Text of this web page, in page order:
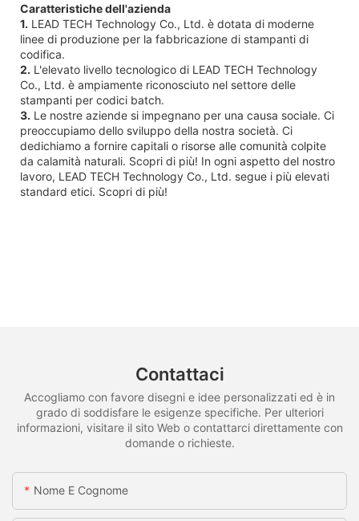
Caratteristiche dell'azienda
1. LEAD TECH Technology Co., Ltd. è dotata di moderne
linee di produzione per la fabbricazione di stampanti di
codifica.
2. L'elevato livello tecnologico di LEAD TECH Technology
Co., Ltd. è ampiamente riconosciuto nel settore delle
stampanti per codici batch.
3. Le nostre aziende si impegnano per una causa sociale. Ci
preoccupiamo dello sviluppo della nostra società. Ci
dedichiamo a fornire capitali o risorse alle comunità colpite
da calamità naturali. Scopri di più! In ogni aspetto del nostro
lavoro, LEAD TECH Technology Co., Ltd. segue i più elevati
standard etici. Scopri di più!
Contattaci
Accogliamo con favore disegni e idee personalizzati ed è in
grado di soddisfare le esigenze specifiche. Per ulteriori
informazioni, visitare il sito Web o contattarci direttamente con
domande o richieste.
Nome E Cognome